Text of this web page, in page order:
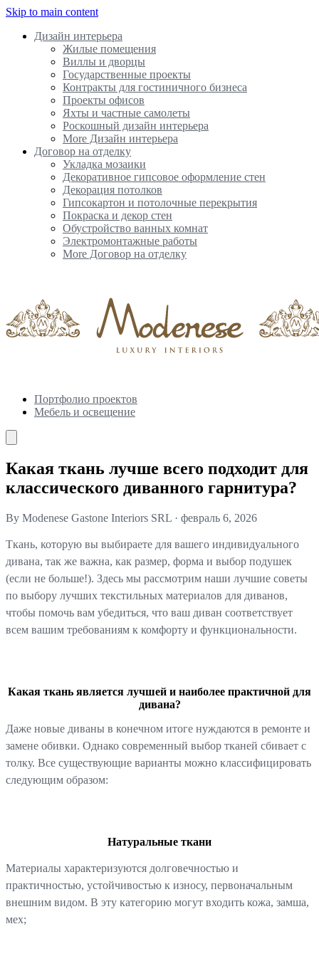
Skip to main content
Дизайн интерьера
Жилые помещения
Виллы и дворцы
Государственные проекты
Контракты для гостиничного бизнеса
Проекты офисов
Яхты и частные самолеты
Роскошный дизайн интерьера
More Дизайн интерьера
Договор на отделку
Укладка мозаики
Декоративное гипсовое оформление стен
Декорация потолков
Гипсокартон и потолочные перекрытия
Покраска и декор стен
Обустройство ванных комнат
Электромонтажные работы
More Договор на отделку
Портфолио проектов
Мебель и освещение
Какая ткань лучше всего подходит для
классического диванного гарнитура?
By Modenese Gastone Interiors SRL · февраль 6, 2026
Ткань, которую вы выбираете для вашего индивидуального
дивана, так же важна, как размер, форма и выбор подушек
(если не больше!). Здесь мы рассмотрим наши лучшие советы
по выбору лучших текстильных материалов для диванов,
чтобы помочь вам убедиться, что ваш диван соответствует
всем вашим требованиям к комфорту и функциональности.
Какая ткань является лучшей и наиболее практичной для
дивана?
Даже новые диваны в конечном итоге нуждаются в ремонте и
замене обивки. Однако современный выбор тканей сбивает с
толку. Все существующие варианты можно классифицировать
следующим образом:
Натуральные ткани
Материалы характеризуются долговечностью и
практичностью, устойчивостью к износу, первоначальным
внешним видом. В эту категорию могут входить кожа, замша,
мех;